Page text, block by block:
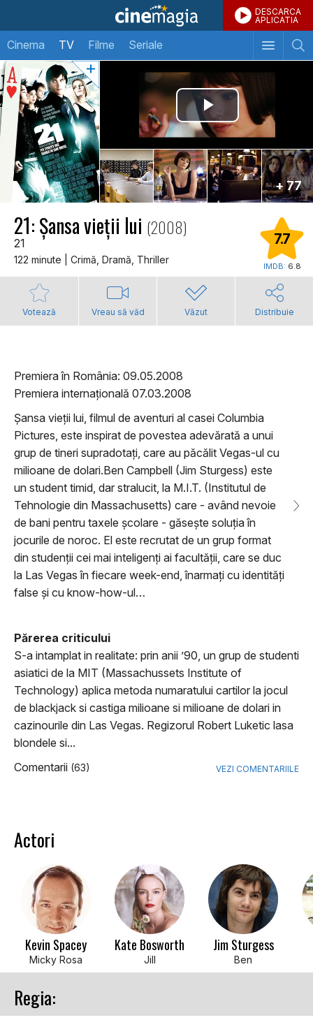
DESCARCA
APLICATIA
Cinema TV Filme Seriale
+ 77
21: Șansa vieții lui (2008)
21
122 minute | Crimă, Dramă, Thriller
7.7
IMDB: 6.8
Votează Vreau să văd Văzut Distribuie
Premiera în România: 09.05.2008
Premiera internațională 07.03.2008
Șansa vieții lui, filmul de aventuri al casei Columbia
Pictures, este inspirat de povestea adevărată a unui
grup de tineri supradotați, care au păcălit Vegas-ul cu
milioane de dolari.Ben Campbell (Jim Sturgess) este
un student timid, dar stralucit, la M.I.T. (Institutul de
Tehnologie din Massachusetts) care - având nevoie
de bani pentru taxele școlare - găsește soluția în
jocurile de noroc. El este recrutat de un grup format
din studenții cei mai inteligenți ai facultății, care se duc
la Las Vegas în fiecare week-end, înarmați cu identități
false și cu know-how-ul…
Părerea criticului
S-a intamplat in realitate: prin anii ’90, un grup de studenti
asiatici de la MIT (Massachussets Institute of
Technology) aplica metoda numaratului cartilor la jocul
de blackjack si castiga milioane si milioane de dolari in
cazinourile din Las Vegas. Regizorul Robert Luketic lasa
blondele si...
Comentarii (63) VEZI COMENTARIILE
Actori
Kevin Spacey
Micky Rosa
Kate Bosworth
Jill
Jim Sturgess
Ben
Regia: